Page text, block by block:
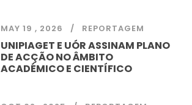
MAY 19 , 2026 REPORTAGEM
UNIPIAGET E UÓR ASSINAM PLANO
DE ACÇÃO NO ÂMBITO
ACADÉMICO E CIENTÍFICO